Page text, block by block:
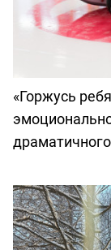
«Горжусь